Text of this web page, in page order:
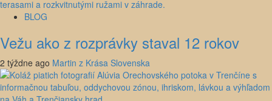
BLOG
Vežu ako z rozprávky staval 12 rokov
2 týždne ago Martin z Krása Slovenska